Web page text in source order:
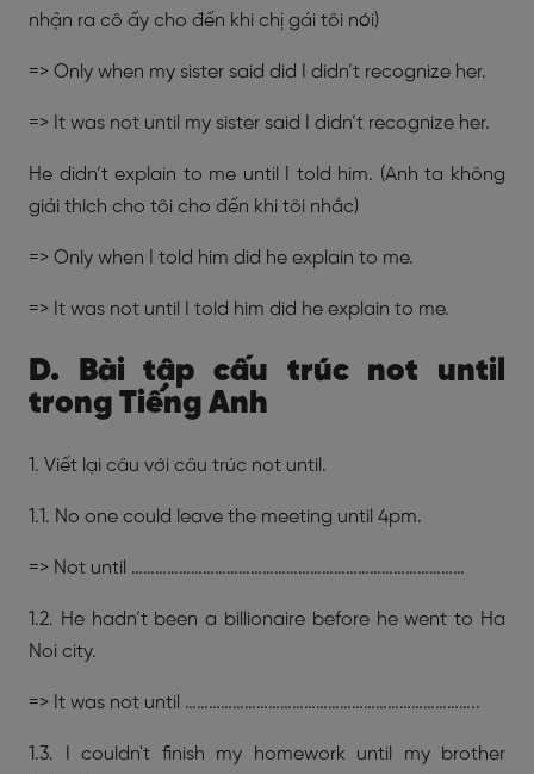
nhận ra cô ấy cho đến khi chị gái tôi nói)
=> Only when my sister said did I didn’t recognize her.
=> It was not until my sister said I didn’t recognize her.
He didn’t explain to me until I told him. (Anh ta không
giải thích cho tôi cho đến khi tôi nhắc)
=> Only when I told him did he explain to me.
=> It was not until I told him did he explain to me.
D. Bài tập cấu trúc not until
trong Tiếng Anh
1. Viết lại câu với câu trúc not until.
1.1. No one could leave the meeting until 4pm.
=> Not until …………………………………………………………………………
1.2. He hadn’t been a billionaire before he went to Ha
Noi city.
=> It was not until ………………………………………………………………..
1.3. I couldn't finish my homework until my brother